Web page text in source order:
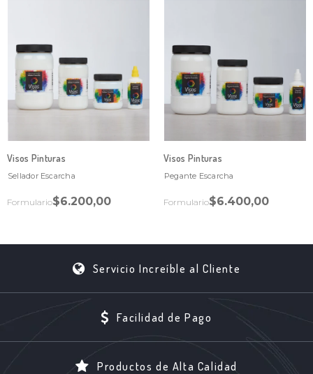
Visos Pinturas
Sellador Escarcha
Formulario$6.200,00
Visos Pinturas
Pegante Escarcha
Formulario$6.400,00
Servicio Increíble al Cliente
Facilidad de Pago
Productos de Alta Calidad